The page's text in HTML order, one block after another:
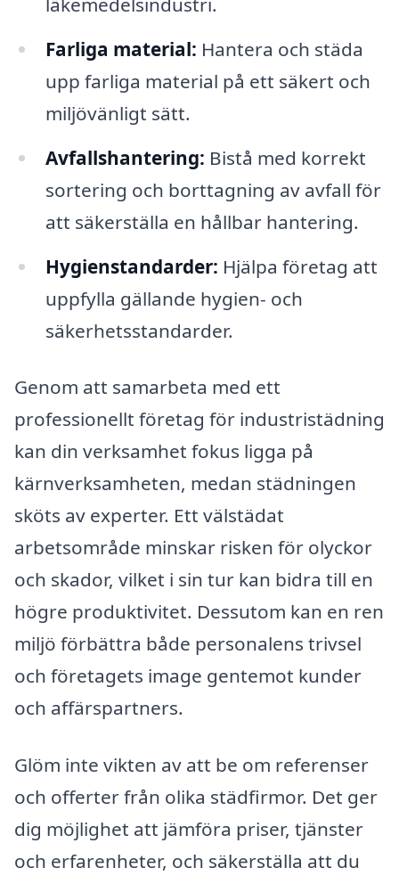
Farliga material: Hantera och städa
upp farliga material på ett säkert och
miljövänligt sätt.
Avfallshantering: Bistå med korrekt
sortering och borttagning av avfall för
att säkerställa en hållbar hantering.
Hygienstandarder: Hjälpa företag att
uppfylla gällande hygien- och
säkerhetsstandarder.
Genom att samarbeta med ett
professionellt företag för industristädning
kan din verksamhet fokus ligga på
kärnverksamheten, medan städningen
sköts av experter. Ett välstädat
arbetsområde minskar risken för olyckor
och skador, vilket i sin tur kan bidra till en
högre produktivitet. Dessutom kan en ren
miljö förbättra både personalens trivsel
och företagets image gentemot kunder
och affärspartners.
Glöm inte vikten av att be om referenser
och offerter från olika städfirmor. Det ger
dig möjlighet att jämföra priser, tjänster
och erfarenheter, och säkerställa att du